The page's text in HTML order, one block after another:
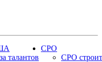
талантов
СРО
СРО